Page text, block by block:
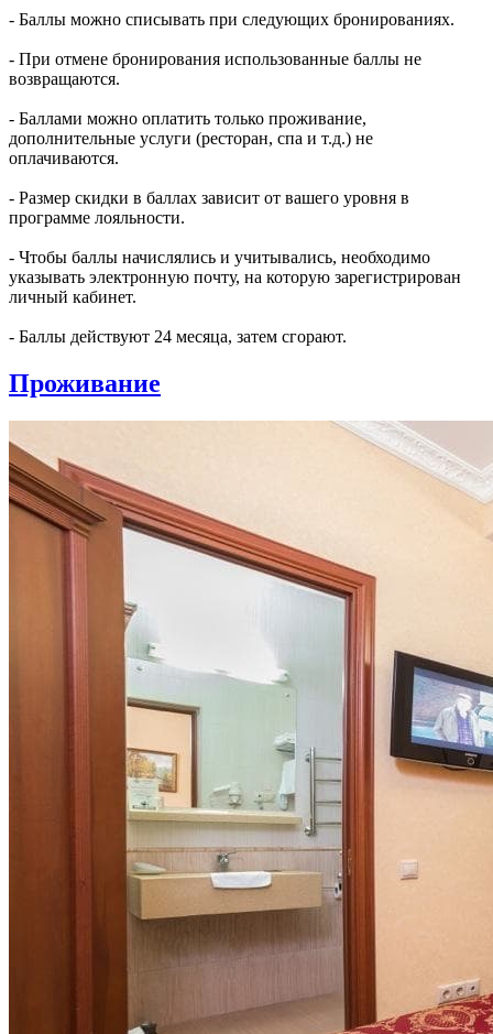
- Баллы можно списывать при следующих бронированиях.
- При отмене бронирования использованные баллы не
возвращаются.
- Баллами можно оплатить только проживание,
дополнительные услуги (ресторан, спа и т.д.) не
оплачиваются.
- Размер скидки в баллах зависит от вашего уровня в
программе лояльности.
- Чтобы баллы начислялись и учитывались, необходимо
указывать электронную почту, на которую зарегистрирован
личный кабинет.
- Баллы действуют 24 месяца, затем сгорают.
Проживание